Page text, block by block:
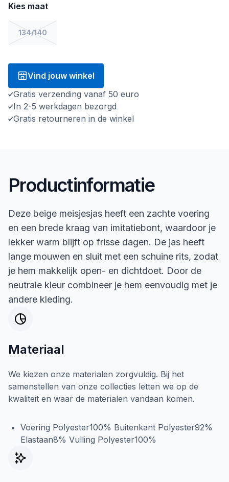
Kies maat
134/140
Vind jouw winkel
Gratis verzending vanaf 50 euro
In 2-5 werkdagen bezorgd
Gratis retourneren in de winkel
Productinformatie
Deze beige meisjesjas heeft een zachte voering
en een brede kraag van imitatiebont, waardoor je
lekker warm blijft op frisse dagen. De jas heeft
lange mouwen en sluit met een schuine rits, zodat
je hem makkelijk open- en dichtdoet. Door de
neutrale kleur combineer je hem eenvoudig met je
andere kleding.
Materiaal
We kiezen onze materialen zorgvuldig. Bij het
samenstellen van onze collecties letten we op de
kwaliteit en waar de materialen vandaan komen.
Voering Polyester100% Buitenkant Polyester92%
Elastaan8% Vulling Polyester100%